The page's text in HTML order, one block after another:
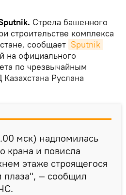
Стрела башенного
строительстве комплекса
сообщает Sputnik
на официального
по чрезвычайным
Руслана
мск) надломилась
крана и повисла
этаже строящегося
плаза", — сообщил